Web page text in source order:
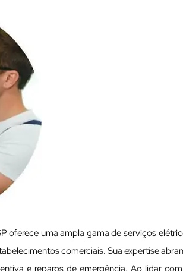
oferece uma ampla gama de serviços
comerciais. Sua expertise
e reparos de emergência. Ao lidar